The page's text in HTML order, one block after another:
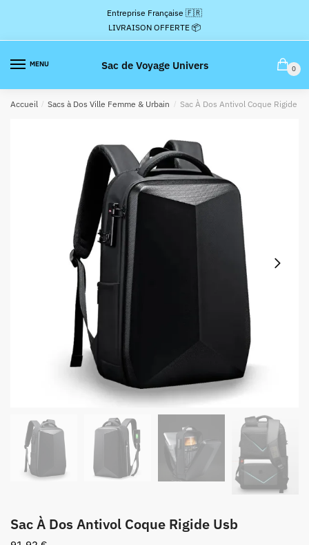
la
navigation
contenu
Entreprise Française 🇫🇷
LIVRAISON OFFERTE 📦
MENU Sac de Voyage Univers 0
Accueil / Sacs à Dos Ville Femme & Urbain / Sac À Dos Antivol Coque Rigide
Sac À Dos Antivol Coque Rigide Usb